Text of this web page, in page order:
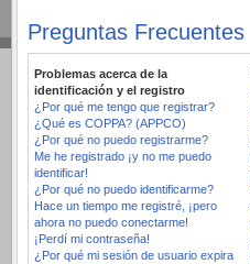
Preguntas Frecuentes
Problemas acerca de la
identificación y el registro
¿Por qué me tengo que registrar?
¿Qué es COPPA? (APPCO)
¿Por qué no puedo registrarme?
Me he registrado ¡y no me puedo
identificar!
¿Por qué no puedo identificarme?
Hace un tiempo me registré, ¡pero
ahora no puedo conectarme!
¡Perdí mi contraseña!
¿Por qué mi sesión de usuario expira